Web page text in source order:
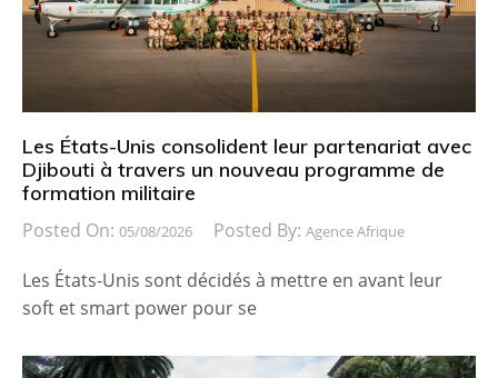
Les États-Unis consolident leur partenariat avec
Djibouti à travers un nouveau programme de
formation militaire
Posted On: 05/08/2026 Posted By: Agence Afrique
Les États-Unis sont décidés à mettre en avant leur
soft et smart power pour se